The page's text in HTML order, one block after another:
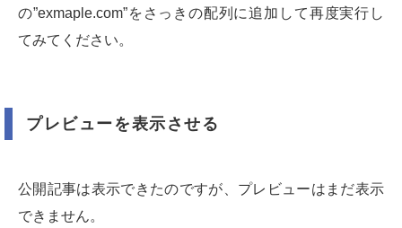
の”exmaple.com”をさっきの配列に追加して再度実行し
てみてください。
プレビューを表示させる
公開記事は表示できたのですが、プレビューはまだ表示
できません。